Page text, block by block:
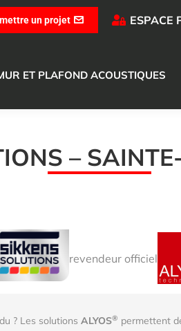
un projet ESPACE
ET PLAFOND ACOUSTIQUES
–
revendeur officiel
? Les solutions ALYOS® permettent